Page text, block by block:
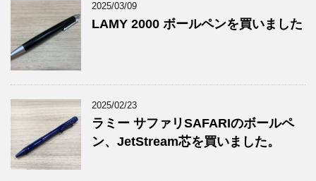
2025/03/09
LAMY 2000 ボールペンを買いました
2025/02/23
ラミー サファリSAFARIのボールペ
ン、JetStream芯を買いました。